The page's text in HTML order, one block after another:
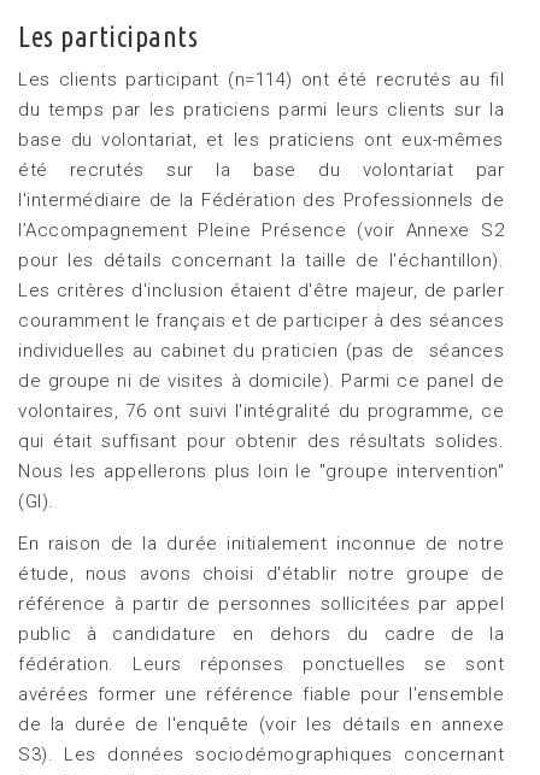
Les participants
Les clients participant (n=114) ont été recrutés au fil
du temps par les praticiens parmi leurs clients sur la
base du volontariat, et les praticiens ont eux-mêmes
été recrutés sur la base du volontariat par
l'intermédiaire de la Fédération des Professionnels de
l’Accompagnement Pleine Présence (voir Annexe S2
pour les détails concernant la taille de l'échantillon).
Les critères d'inclusion étaient d'être majeur, de parler
couramment le français et de participer à des séances
individuelles au cabinet du praticien (pas de séances
de groupe ni de visites à domicile). Parmi ce panel de
volontaires, 76 ont suivi l'intégralité du programme, ce
qui était suffisant pour obtenir des résultats solides.
Nous les appellerons plus loin le "groupe intervention"
(GI).
En raison de la durée initialement inconnue de notre
étude, nous avons choisi d'établir notre groupe de
référence à partir de personnes sollicitées par appel
public à candidature en dehors du cadre de la
fédération. Leurs réponses ponctuelles se sont
avérées former une référence fiable pour l'ensemble
de la durée de l'enquête (voir les détails en annexe
S3). Les données sociodémographiques concernant